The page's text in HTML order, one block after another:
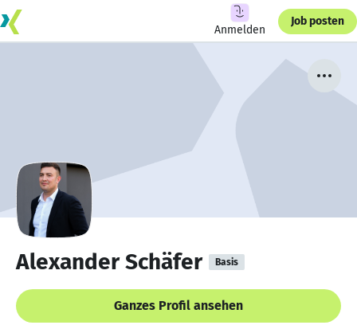
Anmelden
Job posten
Alexander Schäfer Basis
Ganzes Profil ansehen